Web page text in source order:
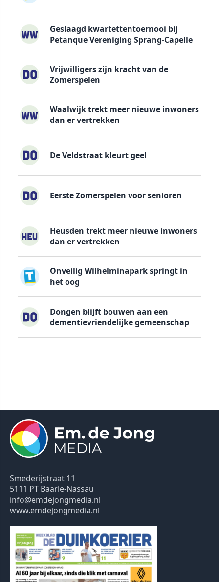
Geslaagd kwartettentoernooi bij
Petanque Vereniging Sprang-Capelle
Vrijwilligers zijn kracht van de
Zomerspelen
Waalwijk trekt meer nieuwe inwoners
dan er vertrekken
De Veldstraat kleurt geel
Eerste Zomerspelen voor senioren
Heusden trekt meer nieuwe inwoners
dan er vertrekken
Onveilig Wilhelminapark springt in
het oog
Dongen blijft bouwen aan een
dementievriendelijke gemeenschap
Smederijstraat 11
5111 PT Baarle-Nassau
info@emdejongmedia.nl
www.emdejongmedia.nl